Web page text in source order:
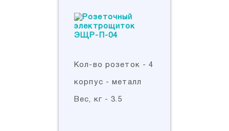
Кол-во розеток - 4
корпус - металл
Вес, кг - 3.5